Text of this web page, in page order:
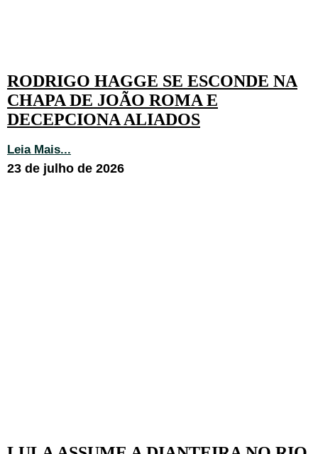
RODRIGO HAGGE SE ESCONDE NA
CHAPA DE JOÃO ROMA E
DECEPCIONA ALIADOS
Leia Mais...
23 de julho de 2026